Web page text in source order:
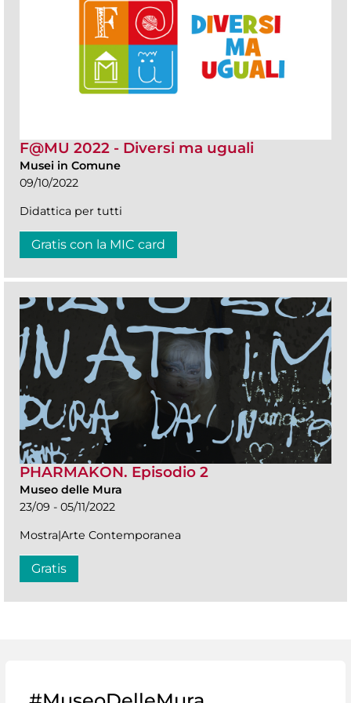
F@MU 2022 - Diversi ma uguali
Musei in Comune
09/10/2022
Didattica per tutti
Gratis con la MIC card
PHARMAKON. Episodio 2
Museo delle Mura
23/09 - 05/11/2022
Mostra|Arte Contemporanea
Gratis